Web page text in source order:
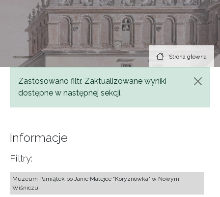
Strona główna
Komunikat
Zastosowano filtr. Zaktualizowane wyniki
dostępne w następnej sekcji.
Informacje
Filtry:
Muzeum Pamiątek po Janie Matejce "Koryznówka" w Nowym
Wiśniczu